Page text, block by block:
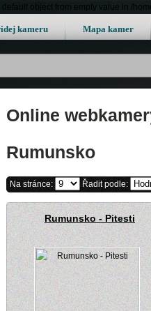
object from empty value in /
kameru Mapa kamer
Online
Rumunsko
Na stránce: Řadit podle:
Rumunsko - Pitesti